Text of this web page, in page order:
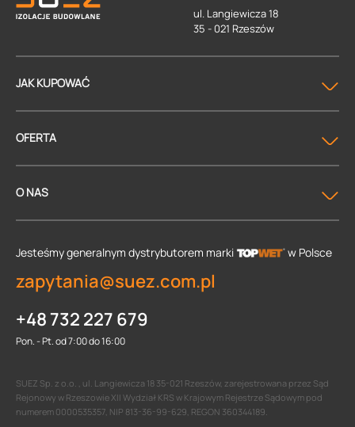
ul. Langiewicza 18
35 - 021 Rzeszów
JAK KUPOWAĆ
OFERTA
O NAS
Jesteśmy generalnym dystrybutorem marki w Polsce
zapytania@suez.com.pl
+48 732 227 679
Pon. - Pt. od 7:00 do 16:00
SUEZ Sp. z o.o. , ul. Langiewicza 18 35-021 Rzeszów, zarejestrowana przez Sąd
Rejonowy w Rzeszowie XII Wydział KRS w Krajowym Rejestrze Sądowym pod
numerem 0000535357, NIP 813-36-99-629, REGON 360344189.